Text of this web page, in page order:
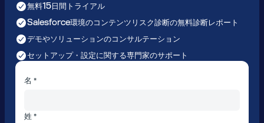
無料15日間トライアル
Salesforce環境のコンテンツリスク診断の無料診断レポート
デモやソリューションのコンサルテーション
セットアップ・設定に関する専門家のサポート
名 *
姓 *